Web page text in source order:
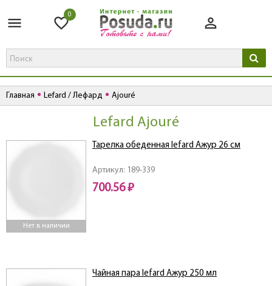
0
Главная Lefard / Лефард Ajouré
Lefard Ajouré
Нет в наличии
Артикул: 189-339
Тарелка обеденная lefard Ажур 26 см
700.56 ₽
Чайная пара lefard Ажур 250 мл